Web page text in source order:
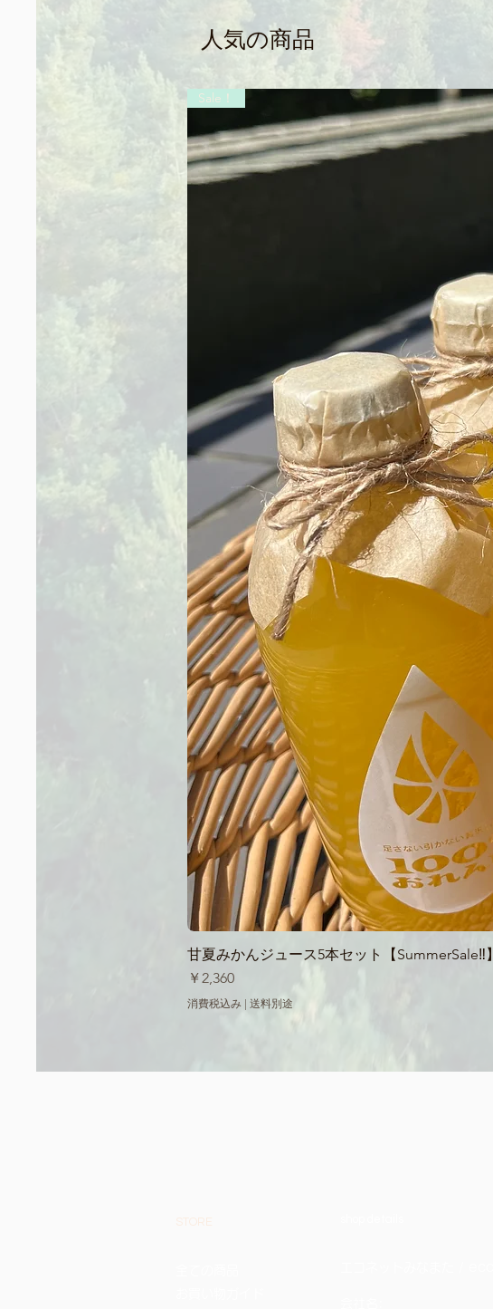
人気の商品
Sale！
甘夏みかんジュース5本セット【SummerSale‼】
価格
￥2,360
消費税込み | 送料別途
STORE